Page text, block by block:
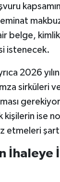
belge,
istenecek.
2026
sirküleri
kişilerin ise
etmeleri
İhaleye